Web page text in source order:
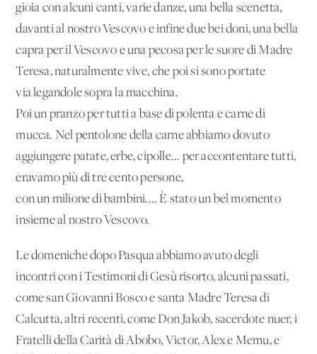
gioia con alcuni canti, varie danze, una bella scenetta,
davanti al nostro Vescovo e infine due bei doni, una bella
capra per il Vescovo e una pecosa per le suore di Madre
Teresa, naturalmente vive, che poi si sono portate
via legandole sopra la macchina.
Poi un pranzo per tutti a base di polenta e carne di
mucca. Nel pentolone della carne abbiamo dovuto
aggiungere patate, erbe, cipolle... per accontentare tutti,
eravamo più di tre cento persone,
con un milione di bambini.... È stato un bel momento
insieme al nostro Vescovo.
Le domeniche dopo Pasqua abbiamo avuto degli
incontri con i Testimoni di Gesù risorto, alcuni passati,
come san Giovanni Bosco e santa Madre Teresa di
Calcutta, altri recenti, come Don Jakob, sacerdote nuer, i
Fratelli della Carità di Abobo, Victor, Alex e Memu, e